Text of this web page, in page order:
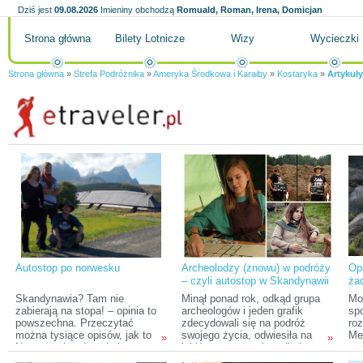
Dziś jest 09.08.2026 Imieniny obchodzą Romuald, Roman, Irena, Domicjan
Strona główna Bilety Lotnicze Wizy Wycieczki
Strona główna » Strefa Podróżnika »Ameryka Środkowa i Karaiby » Kostaryka »
Autostop po norwesku
Skandynawia? Tam nie
zabierają na stopa! – opinia to
powszechna. Przeczytać
można tysiące opisów, jak to
Norwegowie odmachują w
»
Archeolodzy (znowu) w podróży
– czyli autostop w Skandynawii
tropami wikingów
Minął ponad rok, odkąd grupa
archeologów i jeden grafik
zdecydowali się na podróż
swojego życia, odwiesiła na
jakiś czas pracę i studia i
»